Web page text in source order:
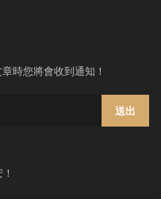
時您將會收到通知！
送出